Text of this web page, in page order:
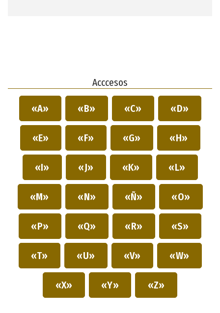
Acccesos
«A» «B» «C» «D»
«E» «F» «G» «H»
«I» «J» «K» «L»
«M» «N» «Ñ» «O»
«P» «Q» «R» «S»
«T» «U» «V» «W»
«X» «Y» «Z»